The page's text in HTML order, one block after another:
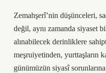
Zemahşerî’nin düşünceleri,
değil, aynı zamanda siyaset
alınabilecek derinliklere
meşruiyetinden, yurttaşların
günümüzün siyasî